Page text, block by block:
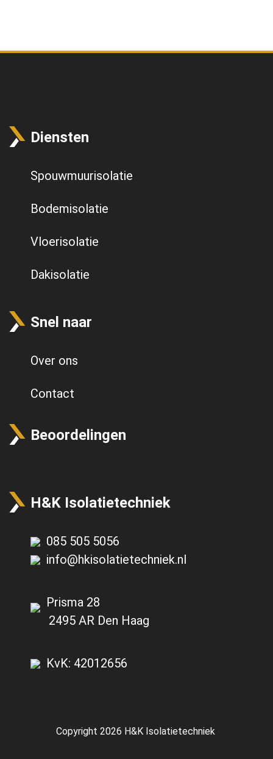
Diensten
Spouwmuurisolatie
Bodemisolatie
Vloerisolatie
Dakisolatie
Snel naar
Over ons
Contact
Beoordelingen
H&K Isolatietechniek
085 505 5056
info@hkisolatietechniek.nl
Prisma 28
2495 AR Den Haag
KvK: 42012656
Copyright 2026 H&K Isolatietechniek